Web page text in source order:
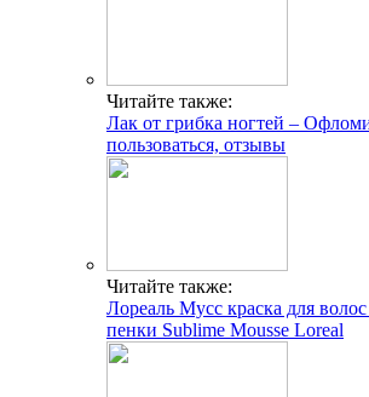
Читайте также:
Лак от грибка ногтей –
пользоваться, отзывы
Читайте также:
Лореаль Мусс краска для
пенки Sublime Mousse Loreal